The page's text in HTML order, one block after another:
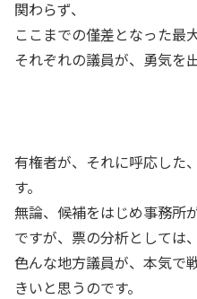
関わらず、
ここまでの僅差となった最
それぞれの議員が、勇気を
有権者が、それに呼応した
す。
無論、候補をはじめ事務所
ですが、票の分析としては、
色んな地方議員が、本気で
きいと思うのです。